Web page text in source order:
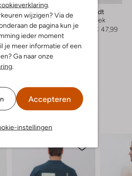
.
wijzigen? Via de
de pagina kun je
ieder moment
je meer informatie of een
Ga naar onze
.
Accepteren
instellingen
Anerkjendt
Korte broek
€ 79,99
€ 47,99